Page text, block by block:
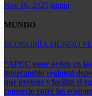
Nov 16, 2025 admin
MUNDO
ECONOMÍA MUNDO
“APEC pone orden en
intercambio regional
que protege y facilita el
comercio entre las